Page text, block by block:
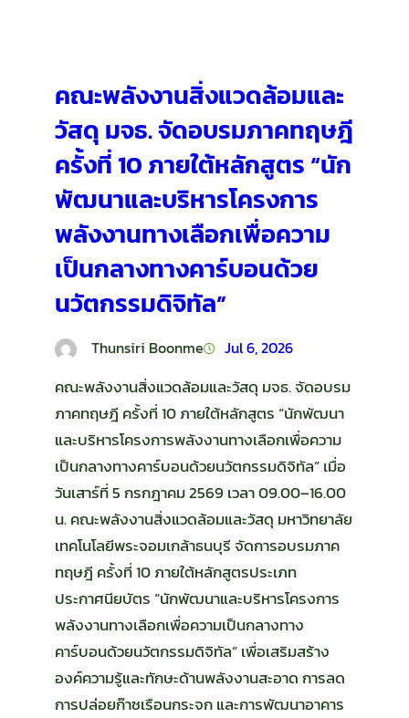
คณะพลังงานสิ่งแวดล้อมและ
วัสดุ มจธ. จัดอบรมภาคทฤษฎี
ครั้งที่ 10 ภายใต้หลักสูตร “นัก
พัฒนาและบริหารโครงการ
พลังงานทางเลือกเพื่อความ
เป็นกลางทางคาร์บอนด้วย
นวัตกรรมดิจิทัล”
Thunsiri Boonme Jul 6, 2026
คณะพลังงานสิ่งแวดล้อมและวัสดุ มจธ. จัดอบรม
ภาคทฤษฎี ครั้งที่ 10 ภายใต้หลักสูตร “นักพัฒนา
และบริหารโครงการพลังงานทางเลือกเพื่อความ
เป็นกลางทางคาร์บอนด้วยนวัตกรรมดิจิทัล” เมื่อ
วันเสาร์ที่ 5 กรกฎาคม 2569 เวลา 09.00–16.00
น. คณะพลังงานสิ่งแวดล้อมและวัสดุ มหาวิทยาลัย
เทคโนโลยีพระจอมเกล้าธนบุรี จัดการอบรมภาค
ทฤษฎี ครั้งที่ 10 ภายใต้หลักสูตรประเภท
ประกาศนียบัตร “นักพัฒนาและบริหารโครงการ
พลังงานทางเลือกเพื่อความเป็นกลางทาง
คาร์บอนด้วยนวัตกรรมดิจิทัล” เพื่อเสริมสร้าง
องค์ความรู้และทักษะด้านพลังงานสะอาด การลด
การปล่อยก๊าซเรือนกระจก และการพัฒนาอาคาร